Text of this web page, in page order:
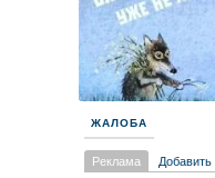
ЖАЛОБА
Реклама